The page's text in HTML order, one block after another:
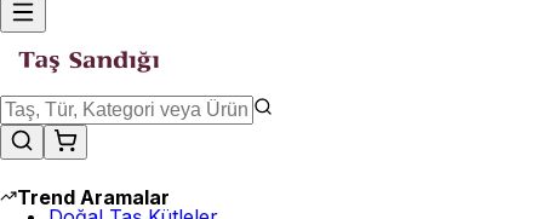
Trend Aramalar